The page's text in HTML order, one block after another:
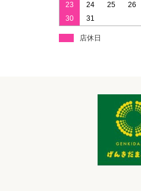
23
24 25 26
30
31
店休日